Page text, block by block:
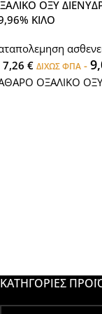
ΟΞΥ
ΚΙΛΟ
7,26€ ΔΙΧΩΣ ΦΠΑ -
ΟΞΑΛΙΚΟ
ΚΑΤΗΓΟΡΊΕΣ